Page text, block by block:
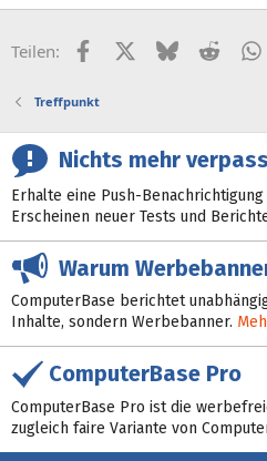
Teilen: FacebookX (Twitter)
BlueskyReddit
Treffpunkt
Nichts mehr
Erhalte eine Push-
Erscheinen neuer Tests und
Warum
ComputerBase berichtet
Inhalte, sondern Werbebanner.
ComputerBase Pro
ComputerBase Pro ist die
zugleich faire Variante von